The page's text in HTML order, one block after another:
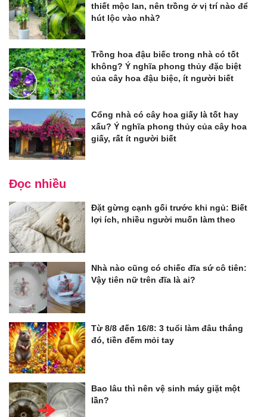
thiết mộc lan, nên trồng ở vị trí nào để
hút lộc vào nhà?
Trồng hoa đậu biếc trong nhà có tốt
không? Ý nghĩa phong thủy đặc biệt
của cây hoa đậu biệc, ít người biết
Cổng nhà có cây hoa giấy là tốt hay
xấu? Ý nghĩa phong thủy của cây hoa
giấy, rất ít người biết
Đọc nhiều
Đặt gừng cạnh gối trước khi ngủ: Biết
lợi ích, nhiều người muốn làm theo
Nhà nào cũng có chiếc đĩa sứ cô tiên:
Vậy tiên nữ trên đĩa là ai?
Từ 8/8 đến 16/8: 3 tuổi làm đâu thắng
đó, tiền đếm mỏi tay
Bao lâu thì nên vệ sinh máy giặt một
lần?